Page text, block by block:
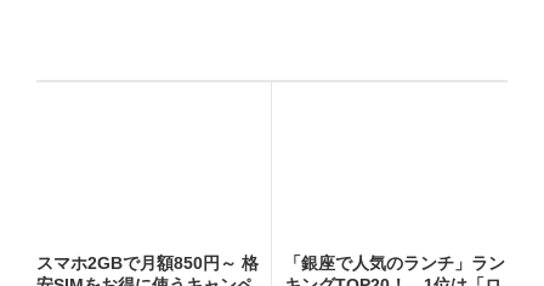
スマホ2GBで月額850円～ 格
「銀座で人気のランチ」ラン